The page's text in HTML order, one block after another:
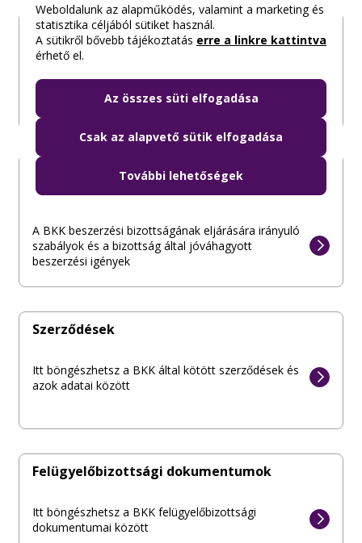
Közérdekű adatigénylések folyamata
folyamathoz szükséges elérhetőségek
A BKK beszerzési bizottságának közérdekű
dokumentumai
A BKK beszerzési bizottságának eljárására irányuló
szabályok és a bizottság által jóváhagyott
beszerzési igények
Szerződések
Itt böngészhetsz a BKK által kötött szerződések és
azok adatai között
Felügyelőbizottsági dokumentumok
Itt böngészhetsz a BKK felügyelőbizottsági
dokumentumai között
Weboldalunk az alapműködés, valamint a marketing és
statisztika céljából sütiket használ.
A sütikről bővebb tájékoztatás erre a linkre kattintva
érhető el.
Az összes süti elfogadása
Csak az alapvető sütik elfogadása
További lehetőségek